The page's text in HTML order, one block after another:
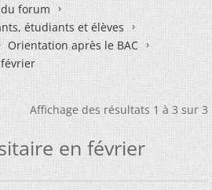
forum
étudiants et élèves
Orientation après le BAC
Affichage des résultats 1 à 3 sur 3
en février